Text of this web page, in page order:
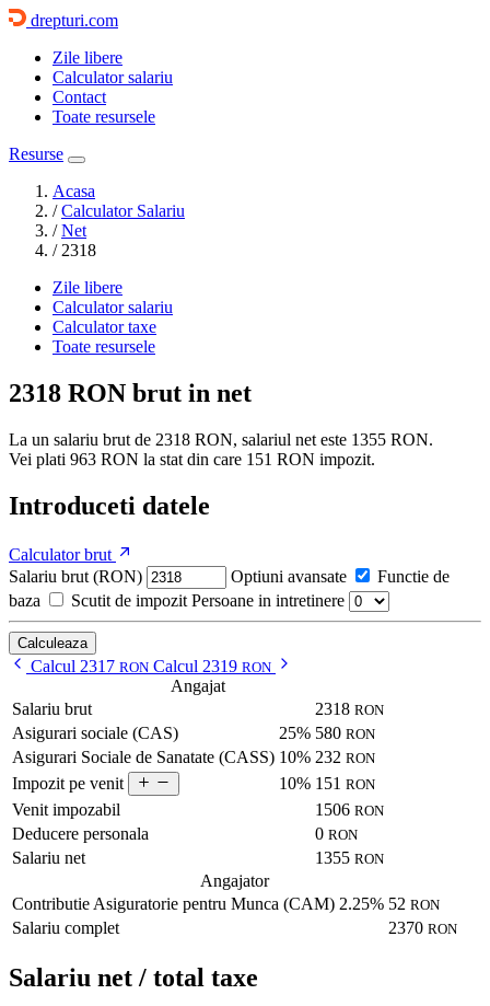
drepturi.com
Zile libere
Calculator salariu
Contact
Toate resursele
Resurse
Acasa
/ Calculator Salariu
/ Net
/ 2318
Zile libere
Calculator salariu
Calculator taxe
Toate resursele
2318 RON brut in net
La un salariu brut de 2318 RON, salariul net este 1355 RON.
Vei plati 963 RON la stat din care 151 RON impozit.
Introduceti datele
Calculator brut
Salariu brut (RON)
Optiuni avansate
Functie de
baza
Scutit de impozit Persoane in intretinere
Calculeaza
Calcul 2317 RON Calcul 2319 RON
Angajat
Salariu brut
2318 RON
Asigurari sociale (CAS) 25% 580 RON
Asigurari Sociale de Sanatate (CASS) 10% 232 RON
Impozit pe venit 10% 151 RON
Venit impozabil 1506 RON
Deducere personala 0 RON
Salariu net 1355 RON
Angajator
Contributie Asiguratorie pentru Munca (CAM) 2.25% 52 RON
Salariu complet 2370 RON
Salariu net / total taxe